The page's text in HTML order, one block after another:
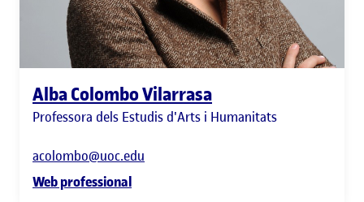
Alba Colombo Vilarrasa
Professora dels Estudis d'Arts i Humanitats
acolombo@uoc.edu
Web professional